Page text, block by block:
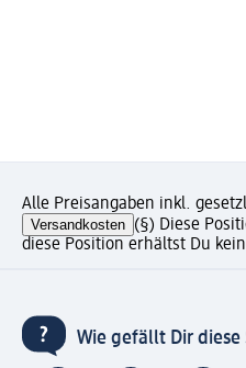
Alle Preisangaben inkl.
Versandkosten (§) Diese
diese Position erhältst Du
Wie gefällt Dir diese